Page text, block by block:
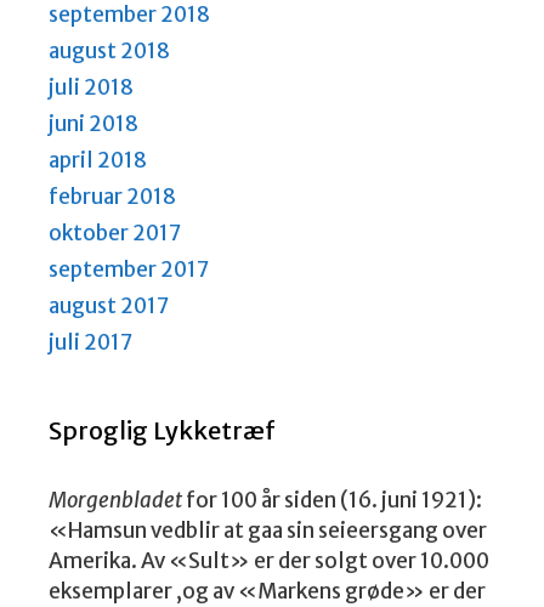
september 2018
august 2018
juli 2018
juni 2018
april 2018
februar 2018
oktober 2017
september 2017
august 2017
juli 2017
Sproglig Lykketræf
Morgenbladetfor 100 år siden (16. juni 1921):
«Hamsun vedblir at gaa sin seieersgang over
Amerika. Av «Sult» er der solgt over 10.000
eksemplarer ,og av «Markens grøde» er der